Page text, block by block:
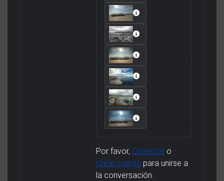
Por favor, Conectar o
Crear cuenta para unirse a
la conversación.